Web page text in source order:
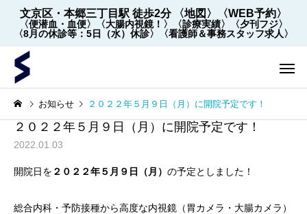
文京区・本郷三丁目駅 徒歩2分 〈地図〉 〈WEB予約〉
〈便潜血・血便〉 〈大腸内視鏡！〉 〈診療実績〉
〈夕刊フジ〉
〈8月の休診等：5日（水）休診〉
〈看護師＆事務スタッフ求人〉
お知らせ ２０２２年５月９日（月）に開院予定です！
２０２２年５月９日（月）に開院予定です！
2022.01.03
開院日を ２０２２年５月９日（月） の予定としました！
総合内科・予防接種から高度な内視鏡（胃カメラ・大腸カメラ）